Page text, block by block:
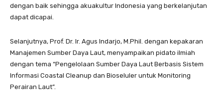
dengan baik sehingga akuakultur Indonesia yang berkelanjutan
dapat dicapai.
Selanjutnya, Prof. Dr. Ir. Agus Indarjo, M.Phil. dengan kepakaran
Manajemen Sumber Daya Laut, menyampaikan pidato ilmiah
dengan tema “Pengelolaan Sumber Daya Laut Berbasis Sistem
Informasi Coastal Cleanup dan Bioseluler untuk Monitoring
Perairan Laut”.